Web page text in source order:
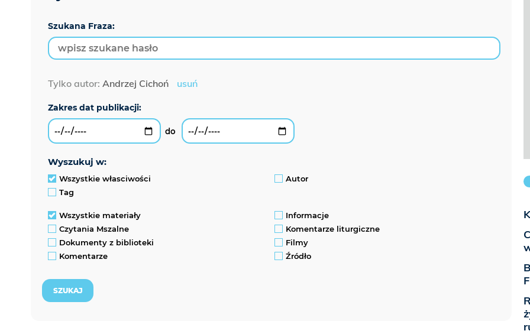
Szukana Fraza:
Tylko autor: Andrzej Cichoń usuń
wyszukuj w:
Wszystkie własciwości
Autor
Tag
Wszystkie materiały
Informacje
Czytania Mszalne
Komentarze liturgiczne
Dokumenty z biblioteki
Filmy
Komentarze
Źródło